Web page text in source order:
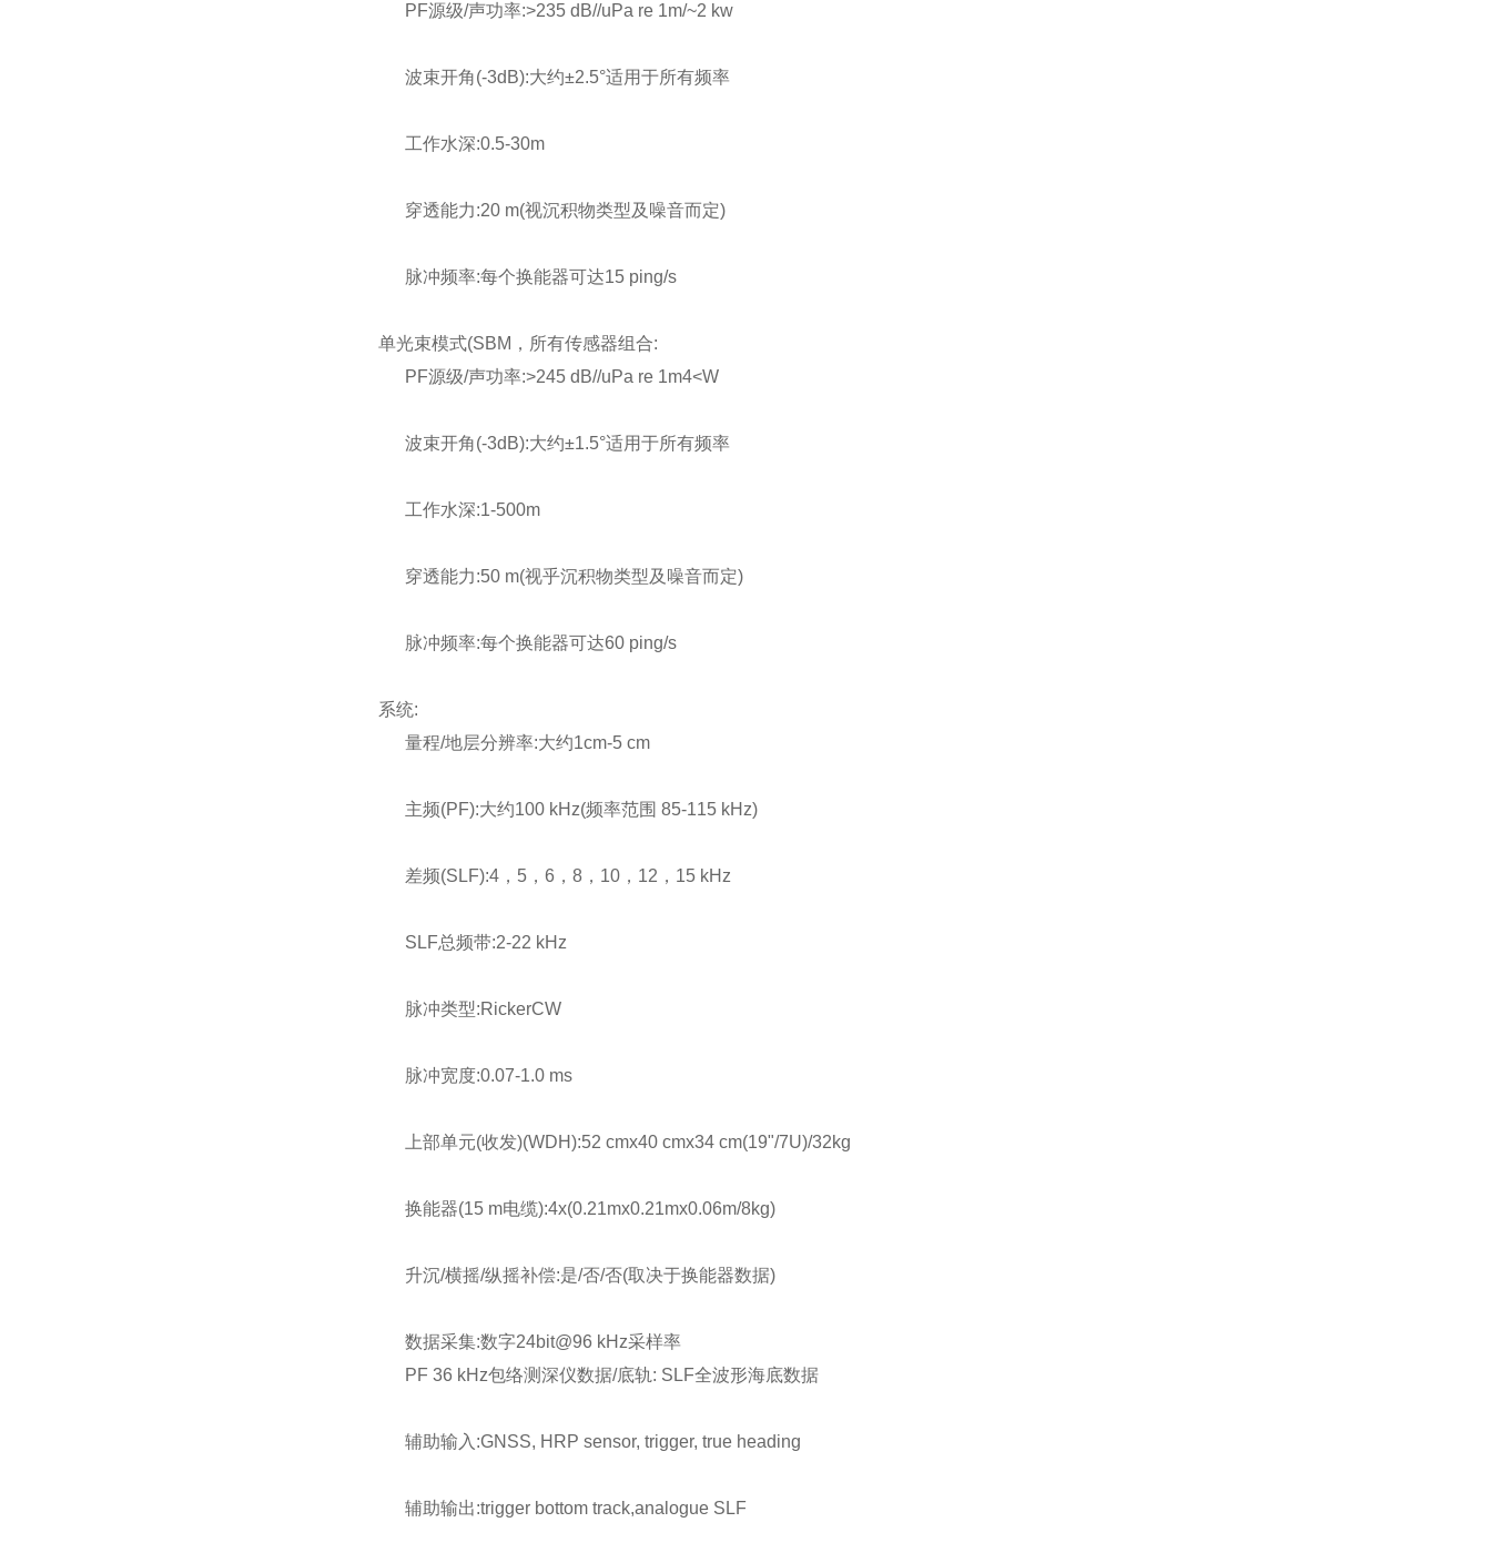
PF源级/声功率:>235 dB//uPa re 1m/~2 kw
波束开角(-3dB):大约±2.5°适用于所有频率
工作水深:0.5-30m
穿透能力:20 m(视沉积物类型及噪音而定)
脉冲频率:每个换能器可达15 ping/s
单光束模式(SBM，所有传感器组合:
PF源级/声功率:>245 dB//uPa re 1m4<W
波束开角(-3dB):大约±1.5°适用于所有频率
工作水深:1-500m
穿透能力:50 m(视乎沉积物类型及噪音而定)
脉冲频率:每个换能器可达60 ping/s
系统:
量程/地层分辨率:大约1cm-5 cm
主频(PF):大约100 kHz(频率范围 85-115 kHz)
差频(SLF):4，5，6，8，10，12，15 kHz
SLF总频带:2-22 kHz
脉冲类型:RickerCW
脉冲宽度:0.07-1.0 ms
上部单元(收发)(WDH):52 cmx40 cmx34 cm(19"/7U)/32kg
换能器(15 m电缆):4x(0.21mx0.21mx0.06m/8kg)
升沉/横摇/纵摇补偿:是/否/否(取决于换能器数据)
数据采集:数字24bit@96 kHz采样率
PF 36 kHz包络测深仪数据/底轨: SLF全波形海底数据
辅助输入:GNSS, HRP sensor, trigger, true heading
辅助输出:trigger bottom track,analogue SLF